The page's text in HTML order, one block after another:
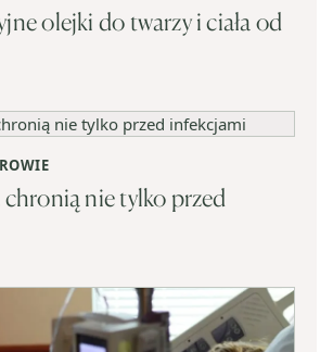
olejki do twarzy i ciała od
nie tylko przed